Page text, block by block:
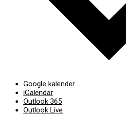
Google kalender
iCalendar
Outlook 365
Outlook Live